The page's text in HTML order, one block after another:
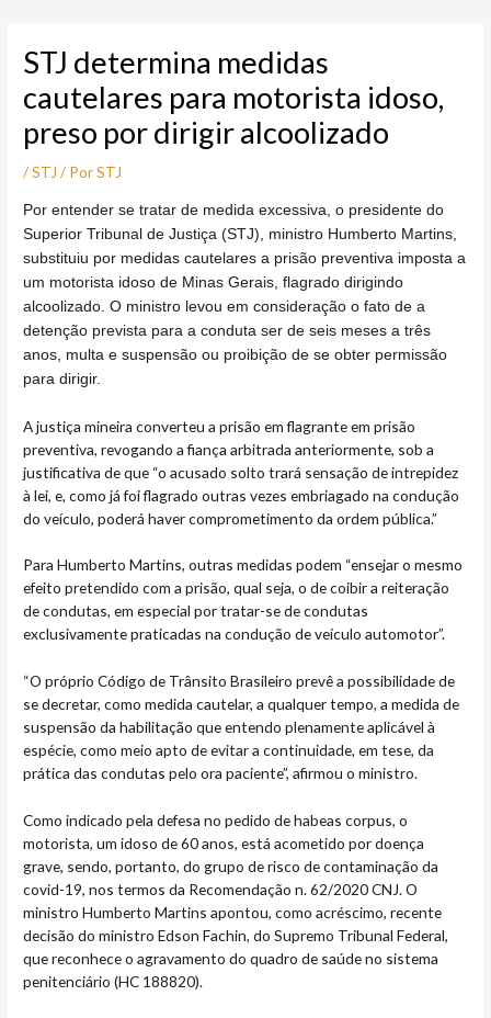
conteúdo
STJ determina medidas
cautelares para motorista idoso,
preso por dirigir alcoolizado
/STJ / PorSTJ
Por entender se tratar de medida excessiva, o presidente do
Superior Tribunal de Justiça (STJ), ministro Humberto Martins,
substituiu por medidas cautelares a prisão preventiva imposta a
um motorista idoso de Minas Gerais, flagrado dirigindo
alcoolizado. O ministro levou em consideração o fato de a
detenção prevista para a conduta ser de seis meses a três
anos, multa e suspensão ou proibição de se obter permissão
para dirigir.
A justiça mineira converteu a prisão em flagrante em prisão
preventiva, revogando a fiança arbitrada anteriormente, sob a
justificativa de que “o acusado solto trará sensação de intrepidez
à lei, e, como já foi flagrado outras vezes embriagado na condução
do veículo, poderá haver comprometimento da ordem pública.”
Para Humberto Martins, outras medidas podem “ensejar o mesmo
efeito pretendido com a prisão, qual seja, o de coibir a reiteração
de condutas, em especial por tratar-se de condutas
exclusivamente praticadas na condução de veículo automotor”.
“O próprio Código de Trânsito Brasileiro prevê a possibilidade de
se decretar, como medida cautelar, a qualquer tempo, a medida de
suspensão da habilitação que entendo plenamente aplicável à
espécie, como meio apto de evitar a continuidade, em tese, da
prática das condutas pelo ora paciente”, afirmou o ministro.
Como indicado pela defesa no pedido de habeas corpus, o
motorista, um idoso de 60 anos, está acometido por doença
grave, sendo, portanto, do grupo de risco de contaminação da
covid-19, nos termos da Recomendação n. 62/2020 CNJ. O
ministro Humberto Martins apontou, como acréscimo, recente
decisão do ministro Edson Fachin, do Supremo Tribunal Federal,
que reconhece o agravamento do quadro de saúde no sistema
penitenciário (HC 188820).